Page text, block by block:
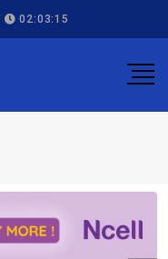
02:03:15